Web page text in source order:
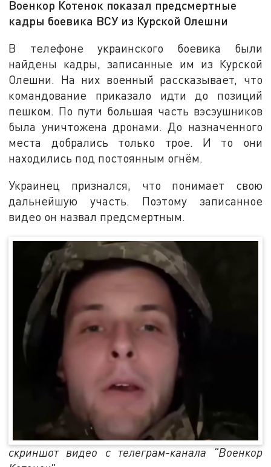
Военкор Котенок показал предсмертные
кадры боевика ВСУ из Курской Олешни
В телефоне украинского боевика были
найдены кадры, записанные им из Курской
Олешни. На них военный рассказывает, что
командование приказало идти до позиций
пешком. По пути большая часть вэсэушников
была уничтожена дронами. До назначенного
места добрались только трое. И то они
находились под постоянным огнём.
Украинец признался, что понимает свою
дальнейшую участь. Поэтому записанное
видео он назвал предсмертным.
скриншот видео с телеграм-канала "Военкор